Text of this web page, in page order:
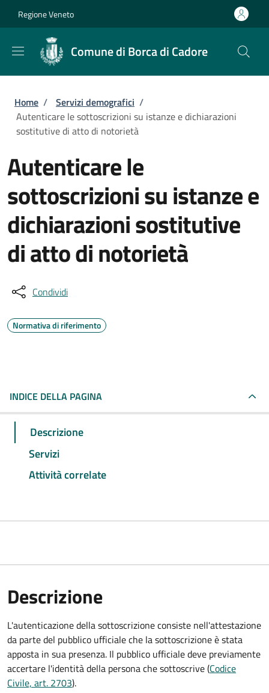
Regione Veneto
Comune di Borca di Cadore
Briciole di pane
Home / Servizi demografici /
Autenticare le sottoscrizioni su istanze e dichiarazioni
sostitutive di atto di notorietà
Autenticare le
sottoscrizioni su istanze e
dichiarazioni sostitutive
di atto di notorietà
Condividi
Normativa di riferimento
INDICE DELLA PAGINA
Descrizione
Servizi
Attività correlate
Descrizione
L'autenticazione della sottoscrizione consiste nell'attestazione
da parte del pubblico ufficiale che la sottoscrizione è stata
apposta in sua presenza. Il pubblico ufficiale deve previamente
accertare l'identità della persona che sottoscrive (Codice
Civile, art. 2703).